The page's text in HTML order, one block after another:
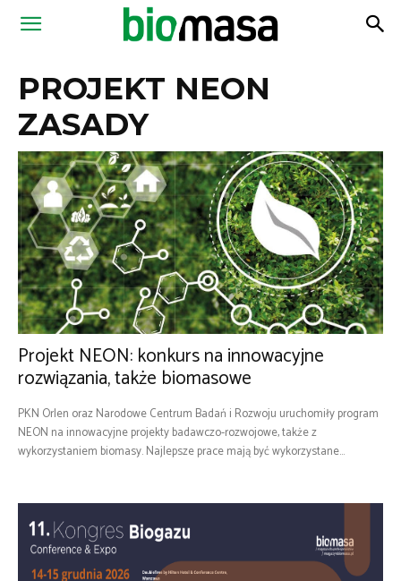
Magazyn
PROJEKT NEON
ZASADY
Projekt NEON: konkurs na innowacyjne
rozwiązania, także biomasowe
PKN Orlen oraz Narodowe Centrum Badań i Rozwoju uruchomiły program
NEON na innowacyjne projekty badawczo-rozwojowe, także z
wykorzystaniem biomasy. Najlepsze prace mają być wykorzystane...